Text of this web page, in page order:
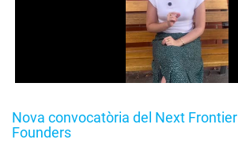
Nova convocatòria del Next Frontier
Founders